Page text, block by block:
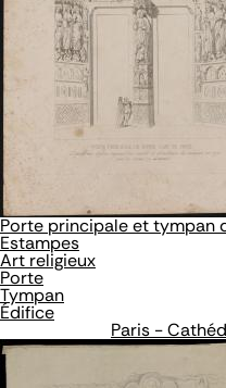
Porte principale et tympan
Estampes
Art religieux
Porte
Tympan
Édifice
Paris -